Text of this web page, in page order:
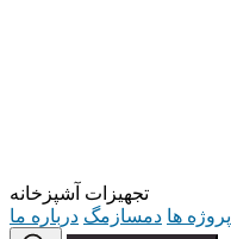
تجهیزات آشپزخانه
پروژه ها دمسازمگ درباره ما